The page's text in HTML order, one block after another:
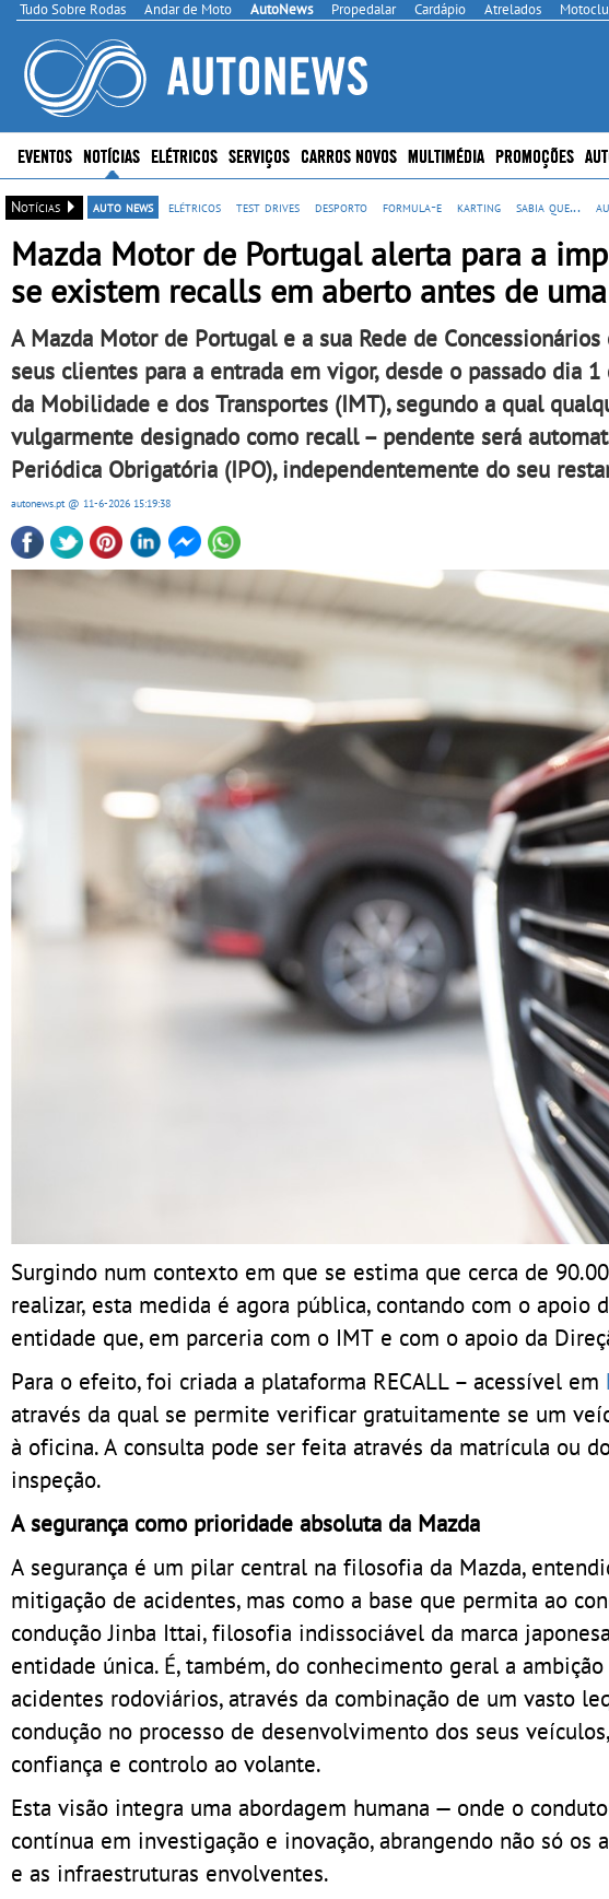
Tudo Sobre Rodas Andar de Moto AutoNews Propedalar Cardápio Atrelados
EVENTOS NOTÍCIAS ELÉTRICOS SERVIÇOS CARROS NOVOS MULTIMÉDIA PROMOÇÕES
Notícias auto news elétricos test drives desporto formula-e karting sabia que...
Mazda Motor de Portugal alerta para a
se existem recalls em aberto antes de
A Mazda Motor de Portugal e a sua Rede de
seus clientes para a entrada em vigor, desde o passado dia
da Mobilidade e dos Transportes (IMT), segundo a qual
vulgarmente designado como recall – pendente será
Periódica Obrigatória (IPO), independentemente do seu
autonews.pt @ 11-6-2026 15:19:38
Surgindo num contexto em que se estima que cerca de
realizar, esta medida é agora pública, contando com o apoio
entidade que, em parceria com o IMT e com o apoio da
Para o efeito, foi criada a plataforma RECALL – acessível em
através da qual se permite verificar gratuitamente se um
à oficina. A consulta pode ser feita através da matrícula ou
inspeção.
A segurança como prioridade absoluta da Mazda
A segurança é um pilar central na filosofia da Mazda,
mitigação de acidentes, mas como a base que permita ao
condução Jinba Ittai, filosofia indissociável da marca
entidade única. É, também, do conhecimento geral a
acidentes rodoviários, através da combinação de um vasto
condução no processo de desenvolvimento dos seus
confiança e controlo ao volante.
Esta visão integra uma abordagem humana — onde o
contínua em investigação e inovação, abrangendo não só os
e as infraestruturas envolventes.